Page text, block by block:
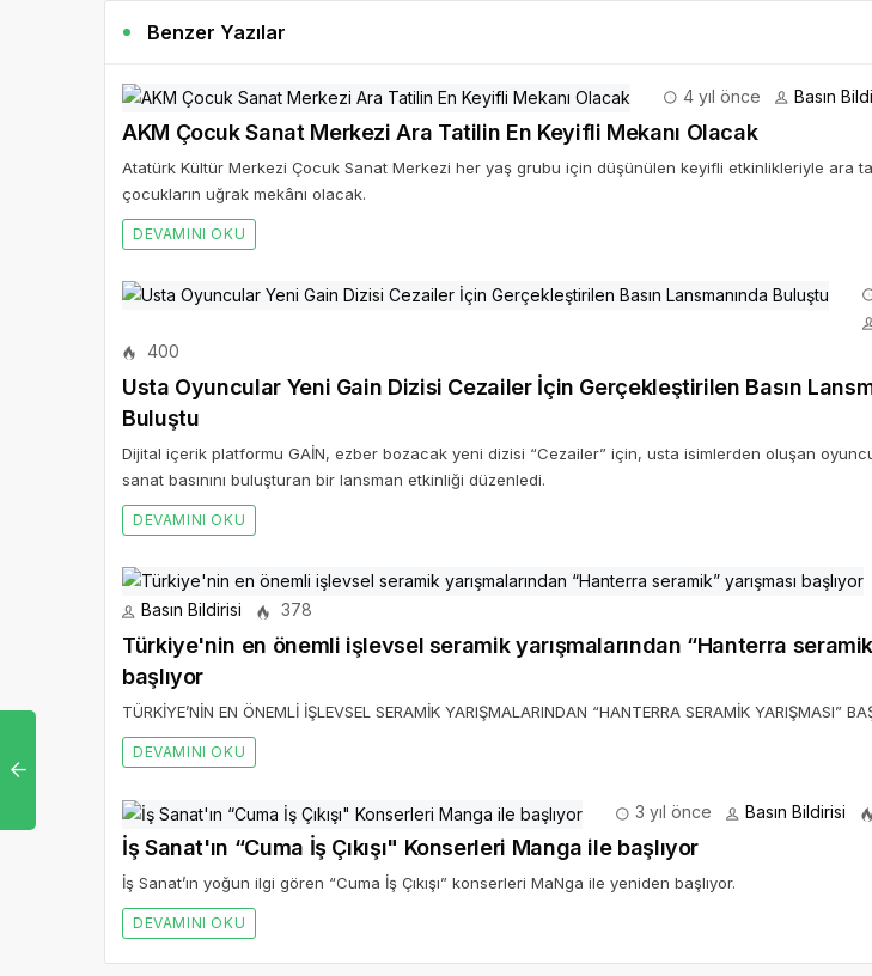
Benzer Yazılar
4 yıl önce Basın
AKM Çocuk Sanat Merkezi Ara Tatilin En Keyifli Mekanı Olacak
Atatürk Kültür Merkezi Çocuk Sanat Merkezi her yaş grubu için düşünülen keyifli etkinlikleriyle ara
çocukların uğrak mekânı olacak.
DEVAMINI OKU
400
Usta Oyuncular Yeni Gain Dizisi Cezailer İçin Gerçekleştirilen Basın
Buluştu
Dijital içerik platformu GAİN, ezber bozacak yeni dizisi “Cezailer” için, usta isimlerden oluşan
sanat basınını buluşturan bir lansman etkinliği düzenledi.
DEVAMINI OKU
Basın Bildirisi
378
Türkiye'nin en önemli işlevsel seramik yarışmalarından “Hanterra
başlıyor
TÜRKİYE’NİN EN ÖNEMLİ İŞLEVSEL SERAMİK YARIŞMALARINDAN “HANTERRA SERAMİK YARIŞMASI”
DEVAMINI OKU
3 yıl önce Basın Bildirisi
İş Sanat'ın “Cuma İş Çıkışı" Konserleri Manga ile başlıyor
İş Sanat’ın yoğun ilgi gören “Cuma İş Çıkışı” konserleri MaNga ile yeniden başlıyor.
DEVAMINI OKU